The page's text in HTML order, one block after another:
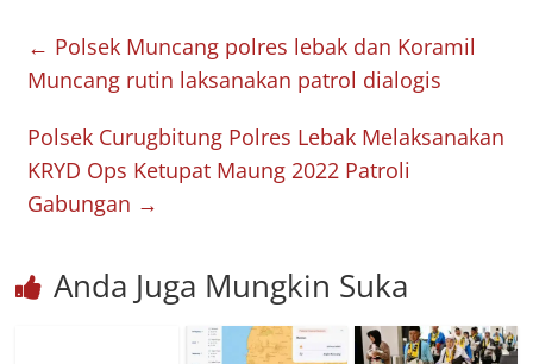
← Polsek Muncang polres lebak dan Koramil
Muncang rutin laksanakan patrol dialogis
Polsek Curugbitung Polres Lebak Melaksanakan
KRYD Ops Ketupat Maung 2022 Patroli
Gabungan →
Anda Juga Mungkin Suka